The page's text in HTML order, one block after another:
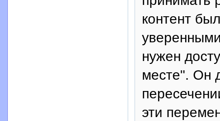
контент
нужен
месте". Он
эти